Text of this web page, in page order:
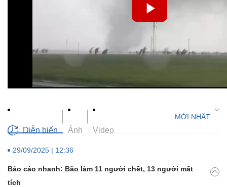
Diễn biến Ảnh Video
29/09/2025 | 12:36
Báo cáo nhanh: Bão làm 11 người chết, 13 người mất
tích